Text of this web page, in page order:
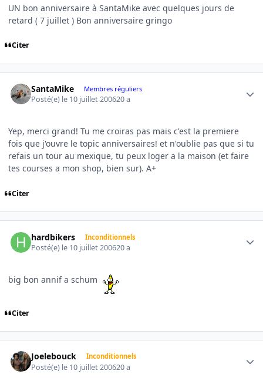
UN bon anniversaire à SantaMike avec quelques jours de
retard ( 7 juillet ) Bon anniversaire gringo
Citer
SantaMike Membres réguliers
Posté(e) le 10 juillet 200620 a
Yep, merci grand! Tu me croiras pas mais c'est la premiere
fois que j'ouvre le topic anniversaires! et n'oublie pas que si tu
refais un tour au mexique, tu peux loger a la maison (et faire
tes courses a mon shop, bien sur). A+
Citer
hardbikers Inconditionnels
Posté(e) le 10 juillet 200620 a
big bon annif a schum
Citer
Joelebouck Inconditionnels
Posté(e) le 10 juillet 200620 a